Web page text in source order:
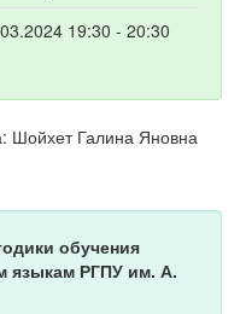
19:30 - 20:30
Шойхет Галина Яновна
обучения
языкам РГПУ им. А.